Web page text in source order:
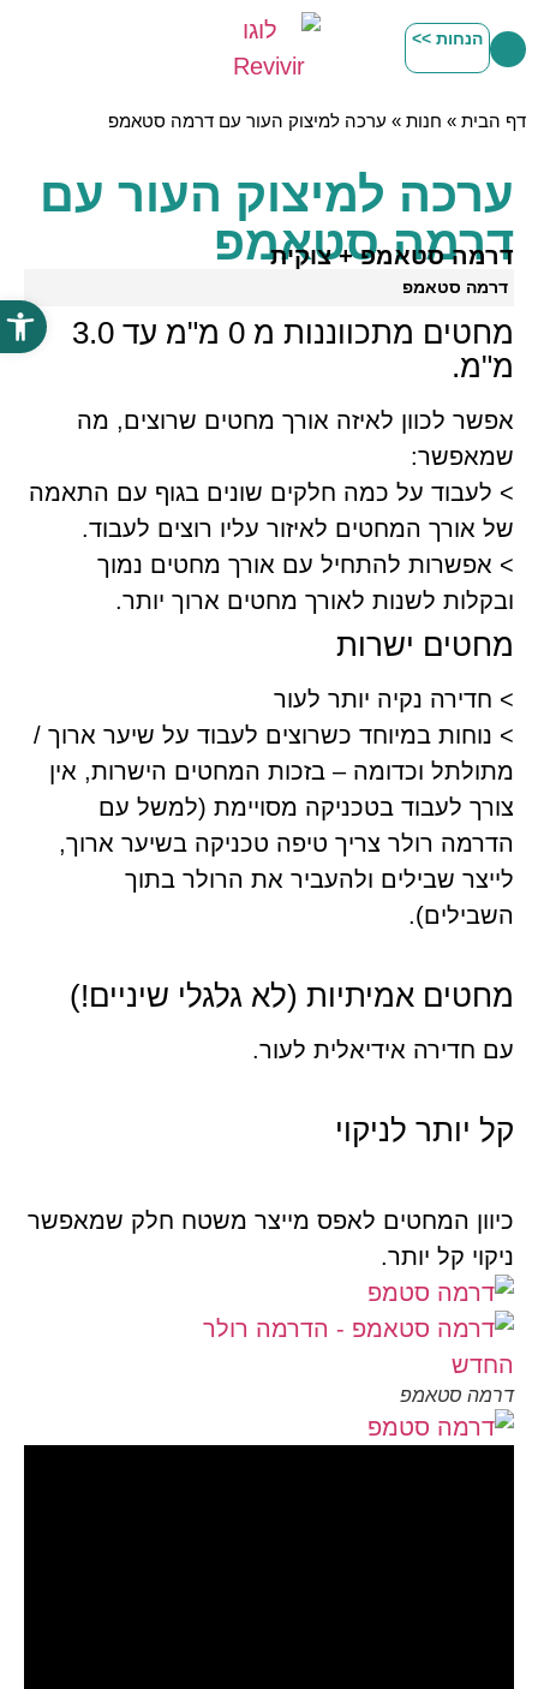
הנחות >>
דף הבית » חנות » ערכה למיצוק העור עם דרמה סטאמפ
ערכה למיצוק העור עם
דרמה סטאמפ
דרמה סטאמפ + צוקית
דרמה סטאמפ
מחטים מתכווננות מ 0 מ"מ עד 3.0
מ"מ.
אפשר לכוון לאיזה אורך מחטים שרוצים, מה
שמאפשר:
> לעבוד על כמה חלקים שונים בגוף עם התאמה
של אורך המחטים לאיזור עליו רוצים לעבוד.
> אפשרות להתחיל עם אורך מחטים נמוך
ובקלות לשנות לאורך מחטים ארוך יותר.
מחטים ישרות
> חדירה נקיה יותר לעור
> נוחות במיוחד כשרוצים לעבוד על שיער ארוך /
מתולתל וכדומה – בזכות המחטים הישרות, אין
צורך לעבוד בטכניקה מסויימת (למשל עם
הדרמה רולר צריך טיפה טכניקה בשיער ארוך,
לייצר שבילים ולהעביר את הרולר בתוך
השבילים).
מחטים אמיתיות (לא גלגלי שיניים!)
עם חדירה אידיאלית לעור.
קל יותר לניקוי
כיוון המחטים לאפס מייצר משטח חלק שמאפשר
ניקוי קל יותר.
דרמה סטאמפ
פתח